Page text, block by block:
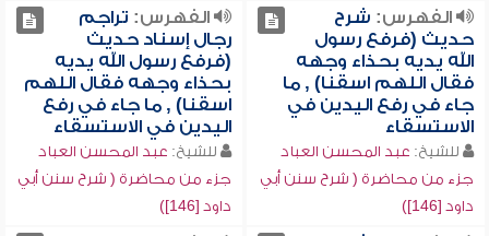
الفهرس: شرح
حديث (فرفع رسول
الله يديه بحذاء وجهه
فقال اللهم اسقنا) , ما
جاء في رفع اليدين في
الاستسقاء
للشيخ: عبد المحسن العباد
جزء من محاضرة ( شرح سنن أبي
داود [146])
الفهرس: تراجم
رجال إسناد حديث
(فرفع رسول الله يديه
بحذاء وجهه فقال اللهم
اسقنا) , ما جاء في رفع
اليدين في الاستسقاء
للشيخ: عبد المحسن العباد
جزء من محاضرة ( شرح سنن أبي
داود [146])